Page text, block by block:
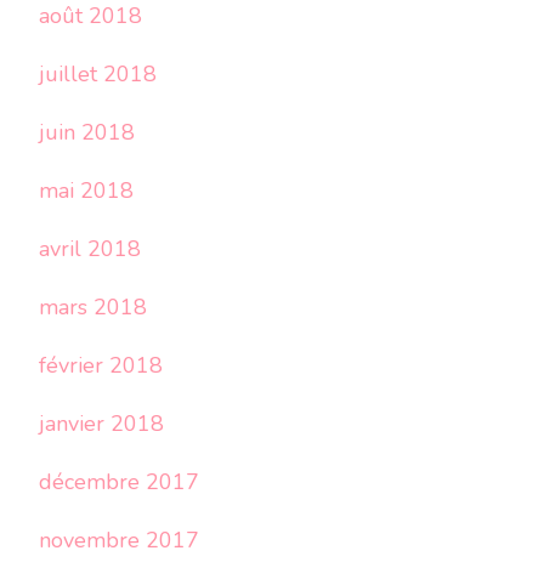
août 2018
juillet 2018
juin 2018
mai 2018
avril 2018
mars 2018
février 2018
janvier 2018
décembre 2017
novembre 2017